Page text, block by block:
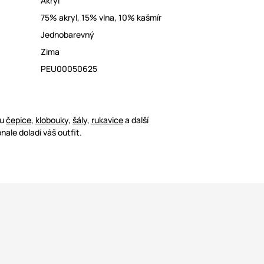
75% akryl, 15% vlna, 10% kašmír
Jednobarevný
Zima
PEU00050625
čepice, klobouky, šály, rukavicea další
doladí váš outfit.